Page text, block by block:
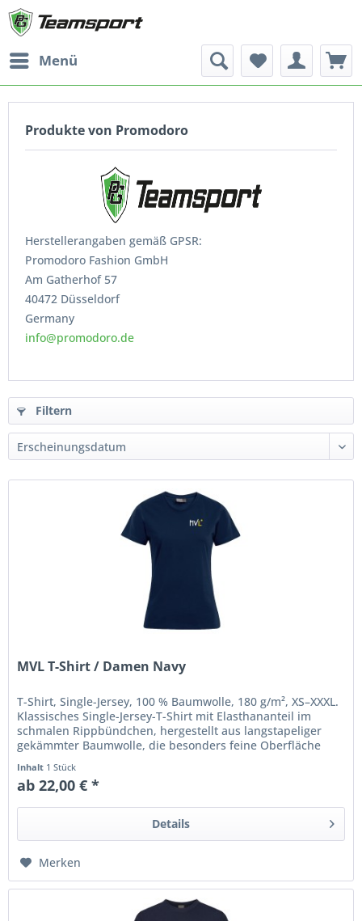
Menü
Produkte von Promodoro
Herstellerangaben gemäß GPSR:
Promodoro Fashion GmbH
Am Gatherhof 57
40472 Düsseldorf
Germany
info@promodoro.de
Filtern
MVL T-Shirt / Damen Navy
T-Shirt, Single-Jersey, 100 % Baumwolle, 180 g/m², XS–XXXL.
Klassisches Single-Jersey-T-Shirt mit Elasthananteil im
schmalen Rippbündchen, hergestellt aus langstapeliger
gekämmter Baumwolle, die besonders feine Oberfläche
Inhalt 1 Stück
ab 22,00 € *
Details
Merken